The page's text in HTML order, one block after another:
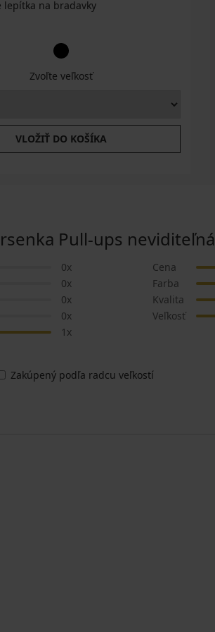
lepítka na bradavky
Zvoľte veľkosť
VLOŽIŤ DO KOŠÍKA
Pull-ups neviditeľná
0x
0x
0x
0x
1x
Cena
Farba
Kvalita
Veľkosť
Zakúpený podľa radcu veľkostí